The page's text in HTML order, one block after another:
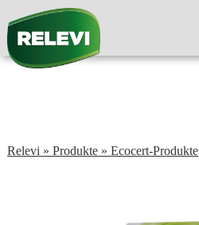
Relevi »Produkte »Ecocert-Produkte